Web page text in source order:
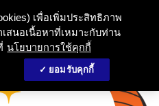
เพื่อเพิ่มประสิทธิภาพ
สนอเนื้อหาที่เหมาะกับท่าน
นโยบายการใช้คุกกี้
ยอมรับคุกกี้